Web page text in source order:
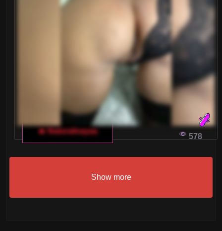
🔥 Naturalnayaa
578
Show more